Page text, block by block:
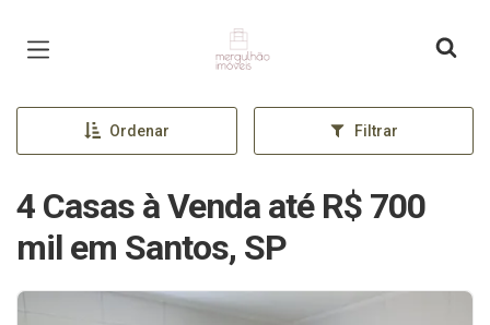
Página inicial
Ordenar Filtrar
4 Casas à Venda até R$ 700
mil em Santos, SP